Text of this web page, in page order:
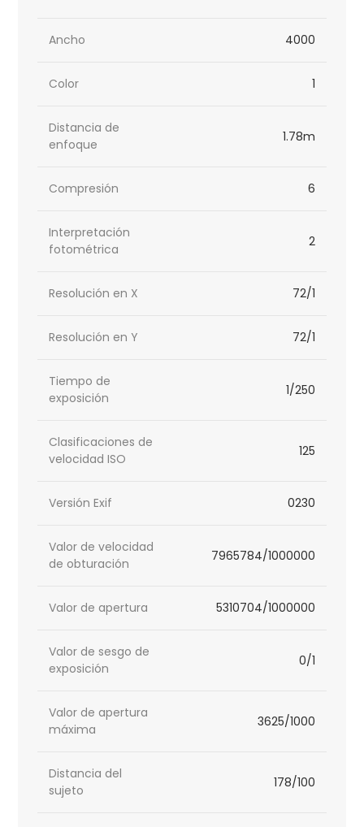
Ancho 4000
Color 1
Distancia de
enfoque
1.78m
Compresión 6
Interpretación
fotométrica
2
Resolución en X 72/1
Resolución en Y 72/1
Tiempo de
exposición
1/250
Clasificaciones de
velocidad ISO
125
Versión Exif 0230
Valor de velocidad
de obturación
7965784/1000000
Valor de apertura 5310704/1000000
Valor de sesgo de
exposición
0/1
Valor de apertura
máxima
3625/1000
Distancia del
sujeto
178/100